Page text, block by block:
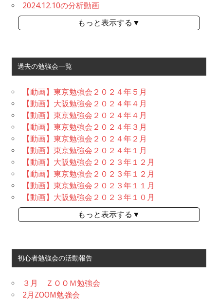
2024.12.10の分析動画
もっと表示する▼
過去の勉強会一覧
【動画】東京勉強会２０２４年５月
【動画】大阪勉強会２０２４年４月
【動画】東京勉強会２０２４年４月
【動画】東京勉強会２０２４年３月
【動画】東京勉強会２０２４年２月
【動画】東京勉強会２０２４年１月
【動画】大阪勉強会２０２３年１２月
【動画】東京勉強会２０２３年１２月
【動画】東京勉強会２０２３年１１月
【動画】大阪勉強会２０２３年１０月
もっと表示する▼
初心者勉強会の活動報告
３月 ＺＯＯＭ勉強会
2月ZOOM勉強会